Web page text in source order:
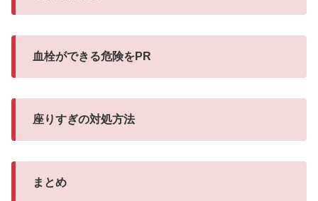
血栓ができる危険をPR
座りすぎの対処方法
まとめ